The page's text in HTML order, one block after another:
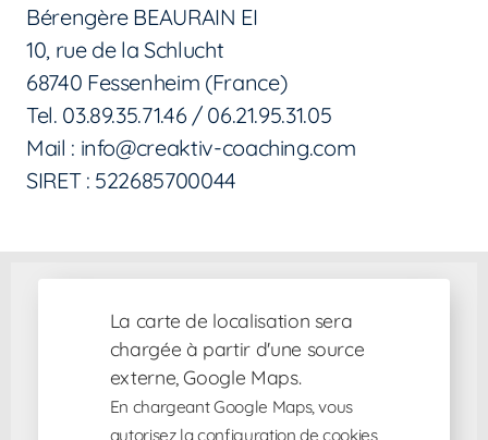
Bérengère BEAURAIN EI
10, rue de la Schlucht
68740 Fessenheim (France)
Tel. 03.89.35.71.46 / 06.21.95.31.05
Mail : info@creaktiv-coaching.com
SIRET : 522685700044
La carte de localisation sera
chargée à partir d'une source
externe, Google Maps.
En chargeant Google Maps, vous
autorisez la configuration de cookies